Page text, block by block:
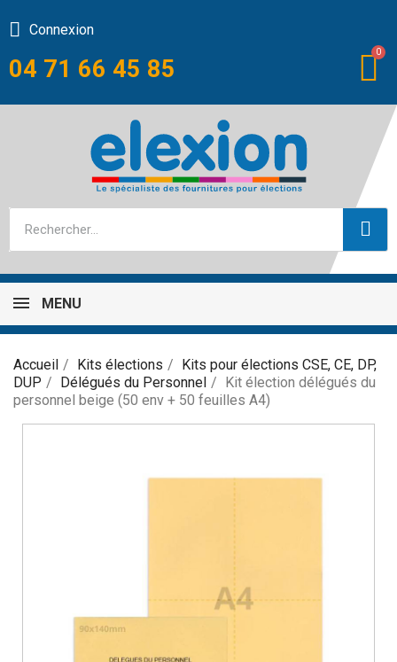
04 71 66 45 85
Connexion
MENU
Accueil Kits élections
Kits pour élections CSE, CE, DP,
DUP
Délégués du Personnel
Kit élection délégués du
personnel beige (50 env + 50 feuilles A4)